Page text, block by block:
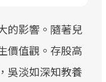
的影響。隨著兒
價值觀。存股高
吳淡如深知教養
委員會」與「長
，健檢不只是醫
眾了解自身健康